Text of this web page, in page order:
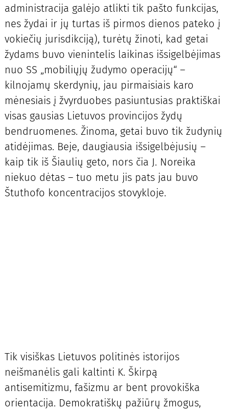
administracija galėjo atlikti tik pašto funkcijas,
nes žydai ir jų turtas iš pirmos dienos pateko į
vokiečių jurisdikciją), turėtų žinoti, kad getai
žydams buvo vienintelis laikinas išsigelbėjimas
nuo SS „mobiliųjų žudymo operacijų“ –
kilnojamų skerdynių, jau pirmaisiais karo
mėnesiais į žvyrduobes pasiuntusias praktiškai
visas gausias Lietuvos provincijos žydų
bendruomenes. Žinoma, getai buvo tik žudynių
atidėjimas. Beje, daugiausia išsigelbėjusių –
kaip tik iš Šiaulių geto, nors čia J. Noreika
niekuo dėtas – tuo metu jis pats jau buvo
Štuthofo koncentracijos stovykloje.
Tik visiškas Lietuvos politinės istorijos
neišmanėlis gali kaltinti K. Škirpą
antisemitizmu, fašizmu ar bent provokiška
orientacija. Demokratiškų pažiūrų žmogus,